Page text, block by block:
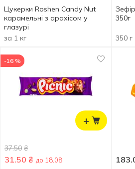
Цукерки Roshen Candy Nut
карамельні з арахісом у
глазурі
за 1 кг
350г
350 г
+
-16 %
37.50 ₴
31.50 ₴ до 18.08